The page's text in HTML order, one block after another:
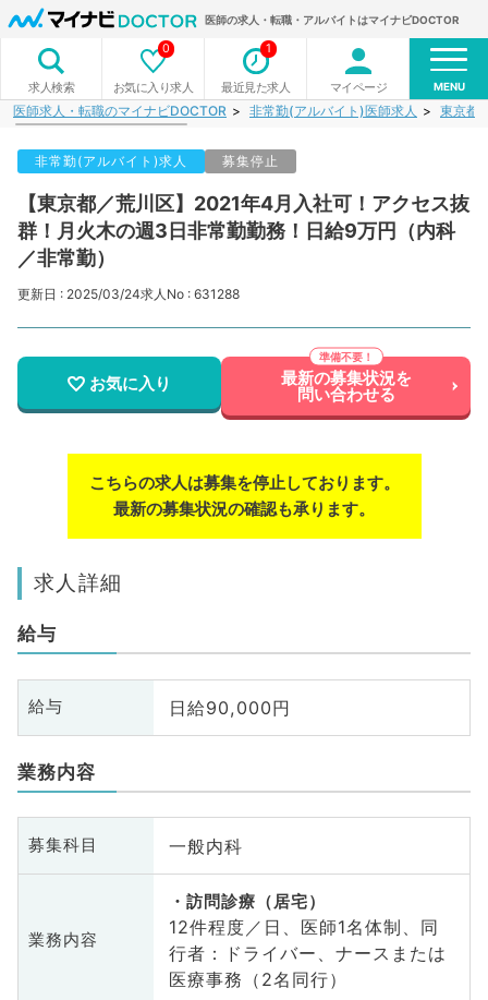
医師の求人・転職・アルバイトはマイナビDOCTOR
求人検索 お気に入り求人
0
最近見た求人
1
マイページ MENU
医師求人・転職のマイナビDOCTOR 非常勤(アルバイト)医師求人 東京都
非常勤(アルバイト)求人 募集停止
【東京都／荒川区】2021年4月入社可！アクセス抜
群！月火木の週3日非常勤勤務！日給9万円（内科
／非常勤）
更新日 : 2025/03/24求人No : 631288
お気に入り 最新の募集状況を
問い合わせる
こちらの求人は募集を停止しております。
最新の募集状況の確認も承ります。
求人詳細
給与
給与 日給90,000円
業務内容
募集科目 一般内科
業務内容
訪問診療（居宅）
12件程度／日、医師1名体制、同
行者：ドライバー、ナースまたは
医療事務（2名同行）